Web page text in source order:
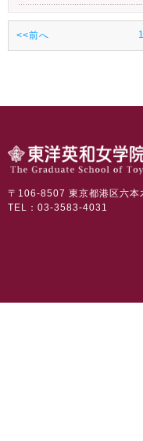
<<前へ
〒106-8507 東京都港区六
TEL：03-3583-4031